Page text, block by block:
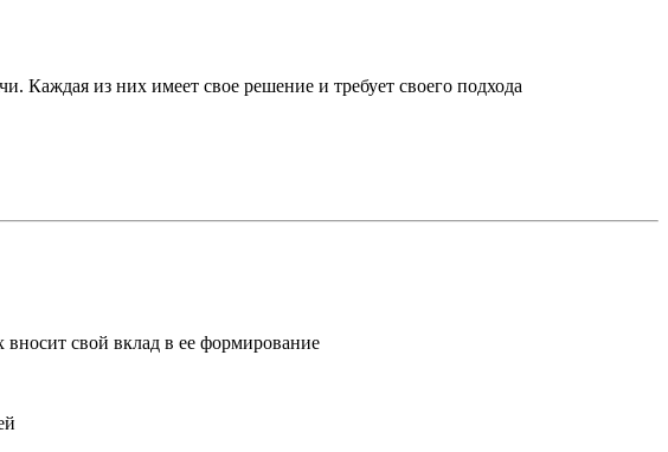
Каждая из них имеет свое решение и требует своего подхода
свой вклад в ее формирование